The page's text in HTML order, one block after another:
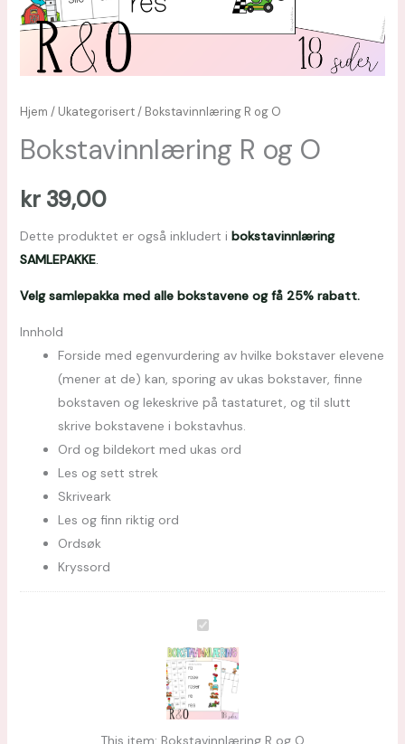
Hjem / Ukategorisert/ Bokstavinnlæring R og O
Bokstavinnlæring R og O
kr39,00
Dette produktet er også inkludert i bokstavinnlæring
SAMLEPAKKE.
Velg samlepakka med alle bokstavene og få 25% rabatt.
Innhold
Forside med egenvurdering av hvilke bokstaver elevene
(mener at de) kan, sporing av ukas bokstaver, finne
bokstaven og lekeskrive på tastaturet, og til slutt
skrive bokstavene i bokstavhus.
Ord og bildekort med ukas ord
Les og sett strek
Skriveark
Les og finn riktig ord
Ordsøk
Kryssord
Bokstavinnlæring
R
og
This item: Bokstavinnlæring R og O